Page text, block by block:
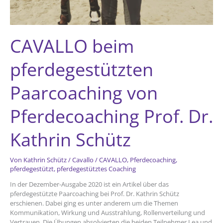
CAVALLO beim
pferdegestützten
Paarcoaching von
Pferdecoaching Prof. Dr.
Kathrin Schütz
Von Kathrin Schütz/Cavallo /CAVALLO, Pferdecoaching,
pferdegestützt, pferdegestütztes Coaching
In der Dezember-Ausgabe 2020 ist ein Artikel über das
pferdegestützte Paarcoaching bei Prof. Dr. Kathrin Schütz
erschienen. Dabei ging es unter anderem um die Themen
Kommunikation, Wirkung und Ausstrahlung, Rollenverteilung und